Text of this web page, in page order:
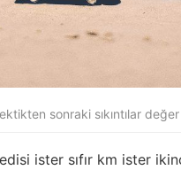
sonraki sıkıntılar değer
ister sıfır km ister